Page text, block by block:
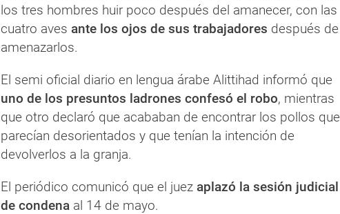
los tres hombres huir poco después del amanecer, con las
cuatro aves ante los ojos de sus trabajadores después de
amenazarlos.
El semi oficial diario en lengua árabe Alittihad informó que
uno de los presuntos ladrones confesó el robo, mientras
que otro declaró que acababan de encontrar los pollos que
parecían desorientados y que tenían la intención de
devolverlos a la granja.
El periódico comunicó que el juez aplazó la sesión judicial
de condena al 14 de mayo.